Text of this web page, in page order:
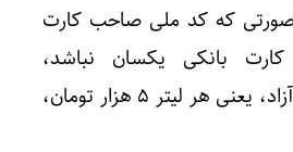
که کد ملی صاحب کارت
بانکی یکسان نباشد،
سوخت‌گیری با نرخ آزاد، یعنی هر لیتر ۵ هزار تومان،